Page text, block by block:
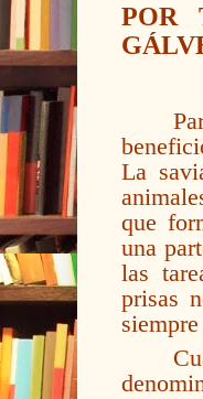
POR
La
que
una
las
prisas